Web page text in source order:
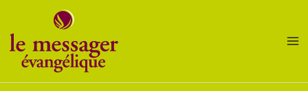
contenu